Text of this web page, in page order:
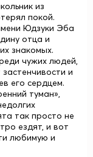
из
покой.
Юдзуки Эба
отца и
знакомых.
чужих людей,
и
его сердцем.
туман»,
так просто не
ездят, и вот
любимую и